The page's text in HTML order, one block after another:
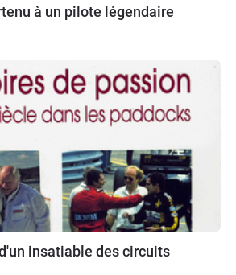
à un pilote légendaire
insatiable des circuits